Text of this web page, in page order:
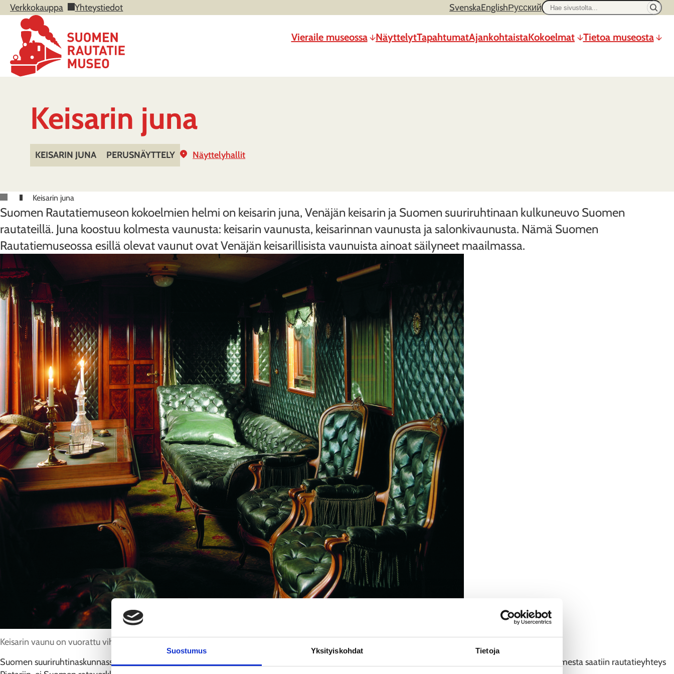
Suostumus Yksityiskohdat Tietoja
Verkkokauppa Yhteystiedot SvenskaEnglishРусскийHae
sivustolta
Vieraile museossa NäyttelytTapahtumatAjankohtaistaKokoelmat Tietoa museosta
Keisarin juna
KEISARIN JUNA PERUSNÄYTTELY Näyttelyhallit
Keisarin juna
Suomen Rautatiemuseon kokoelmien helmi on keisarin juna, Venäjän keisarin ja Suomen suuriruhtinaan kulkuneuvo Suomen
rautateillä. Juna koostuu kolmesta vaunusta: keisarin vaunusta, keisarinnan vaunusta ja salonkivaunusta. Nämä Suomen
Rautatiemuseossa esillä olevat vaunut ovat Venäjän keisarillisista vaunuista ainoat säilyneet maailmassa.
Keisarin vaunu on vuorattu vihreällä pukinnahalla.
Suomen suuriruhtinaskunnassa ryhdyttiin omien keisarillisten vaunujen hankintaan, kun rautatietä Riihimäeltä Pietariin rakennettiin 1869. Vaikka Suomesta saatiin rautatieyhteys